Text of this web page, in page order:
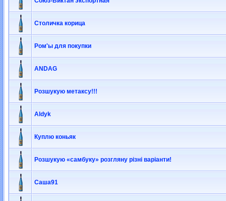
Столичка корица
Ром'ы для покупки
ANDAG
Розшукую метаксу!!!
Aldyk
Куплю коньяк
Розшукую «самбуку» розгляну різні варіанти!
Саша91